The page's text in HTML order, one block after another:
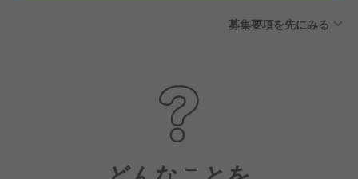
から6ヶ月後10日付与、以降法
産後休暇・育児休業、介護休
暇・介護休業
募集要項を先にみる